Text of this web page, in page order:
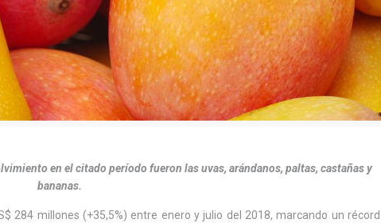
en el citado período fueron las uvas, arándanos, paltas, castañas y
bananas.
284 millones (+35,5%) entre enero y julio del 2018, marcando un récord